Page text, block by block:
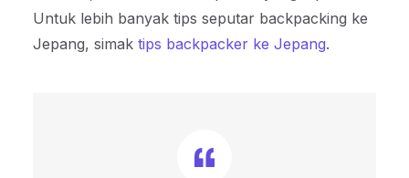
Untuk lebih banyak tips seputar backpacking ke
Jepang, simak tips backpacker ke Jepang.